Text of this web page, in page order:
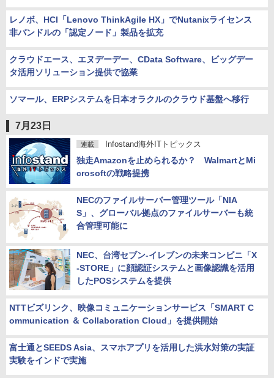
レノボ、HCI「Lenovo ThinkAgile HX」でNutanixライセンス
非バンドルの「認定ノード」製品を拡充
クラウドエース、エヌデーデー、CData Software、ビッグデー
タ活用ソリューション提供で協業
ソマール、ERPシステムを日本オラクルのクラウド基盤へ移行
7月23日
連載 Infostand海外ITトピックス
独走Amazonを止められるか？ WalmartとMi
crosoftの戦略提携
NECのファイルサーバー管理ツール「NIA
S」、グローバル拠点のファイルサーバーも統
合管理可能に
NEC、台湾セブン-イレブンの未来コンビニ「X
-STORE」に顔認証システムと画像認識を活用
したPOSシステムを提供
NTTビズリンク、映像コミュニケーションサービス「SMART C
ommunication ＆ Collaboration Cloud」を提供開始
富士通とSEEDS Asia、スマホアプリを活用した洪水対策の実証
実験をインドで実施